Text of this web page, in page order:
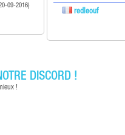
09-2016)
redleouf
DISCORD !
!